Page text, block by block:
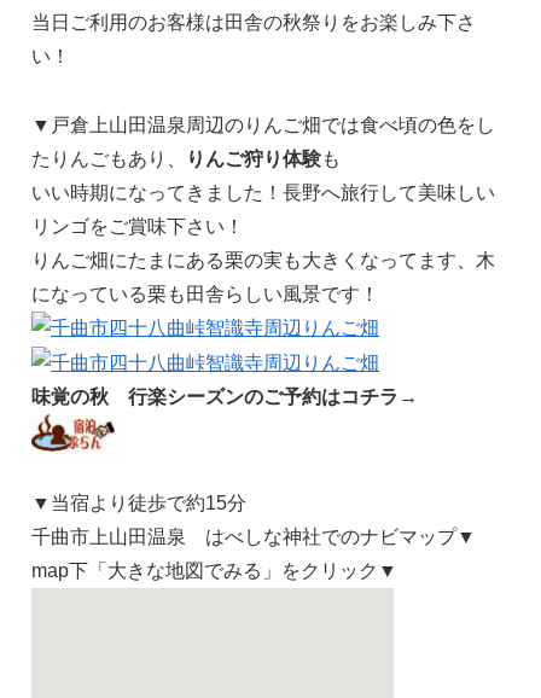
当日ご利用のお客様は田舎の秋祭りをお楽しみ下さ
い！
▼戸倉上山田温泉周辺のりんご畑では食べ頃の色をし
たりんごもあり、
りんご狩り体験も
いい時期になってきました！長野へ旅行して美味しい
リンゴをご賞味下さい！
りんご畑にたまにある栗の実も大きくなってます、木
になっている栗も田舎らしい風景です！
味覚の秋 行楽シーズンのご予約はコチラ→
▼当宿より徒歩で約15分
千曲市上山田温泉 はべしな神社でのナビマップ▼
map下「大きな地図でみる」をクリック▼